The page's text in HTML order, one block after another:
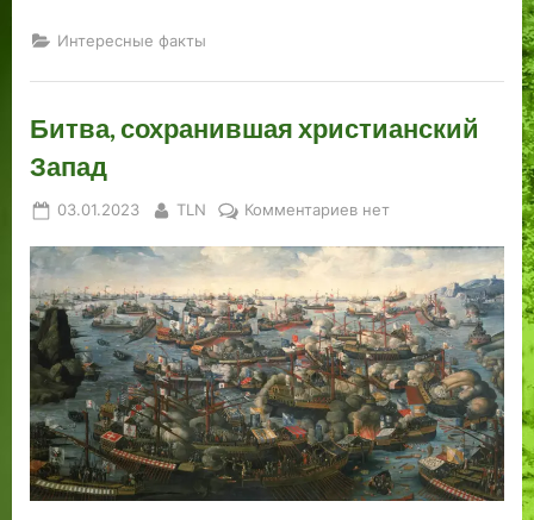
Интересные факты
Битва, сохранившая христианский
Запад
Posted
03.01.2023 By
TLN Комментариевк
Битва,
сохранившая
христианский
Запад
нет